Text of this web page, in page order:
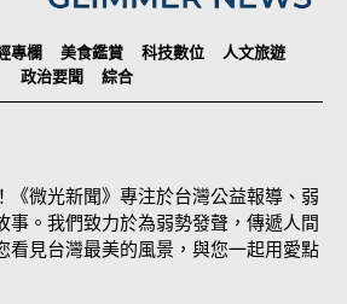
專欄 美食鑑賞 科技數位
人文旅遊
政治要聞
綜合
《微光新聞》專注於台灣公益報導、弱
事。我們致力於為弱勢發聲，傳遞人間
看見台灣最美的風景，與您一起用愛點